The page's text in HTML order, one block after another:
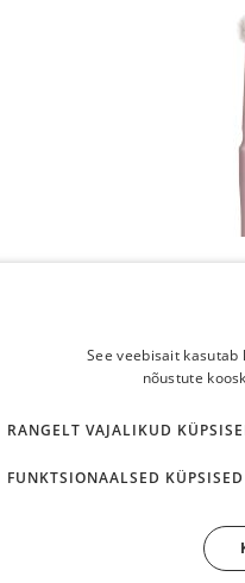
See veebisait
nõustute
RANGELT VAJALIKUD
FUNKTSIONAALSED KÜPSISED